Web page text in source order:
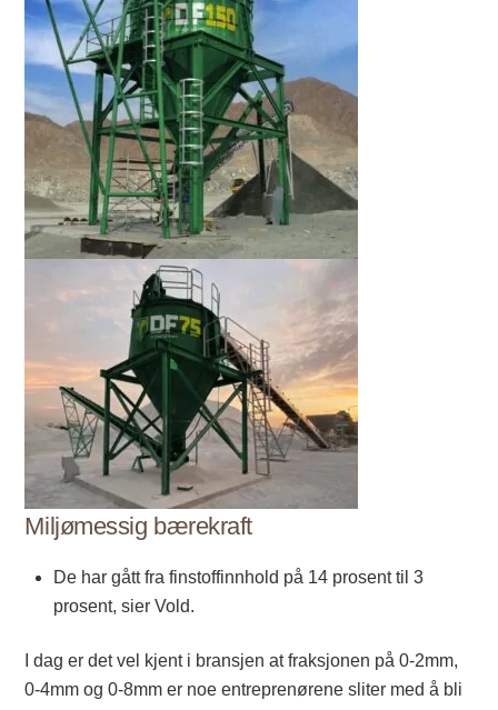
Miljømessig bærekraft
De har gått fra finstoffinnhold på 14 prosent til 3
prosent, sier Vold.
I dag er det vel kjent i bransjen at fraksjonen på 0-2mm,
0-4mm og 0-8mm er noe entreprenørene sliter med å bli